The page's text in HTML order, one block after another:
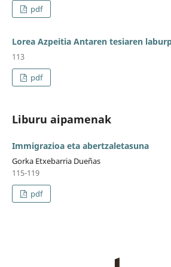
pdf
Lorea Azpeitia Antaren tesiaren
113
pdf
Liburu aipamenak
Immigrazioa eta abertzaletasuna
Gorka Etxebarria Dueñas
115-119
pdf